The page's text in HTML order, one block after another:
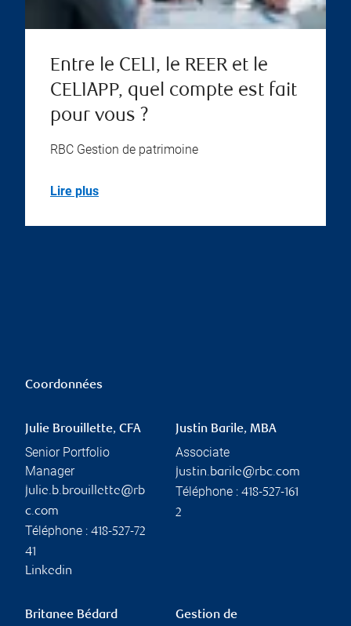
Entre le CELI, le REER et le
CELIAPP, quel compte est fait
pour vous ?
RBC Gestion de patrimoine
Lire plus
Coordonnées
Julie Brouillette, CFA
Senior Portfolio
Manager
julie.b.brouillette@rb
c.com
Téléphone : 418-527-72
41
Linkedin
Justin Barile, MBA
Associate
justin.barile@rbc.com
Téléphone : 418-527-161
2
Britanee Bédard
Gestion de